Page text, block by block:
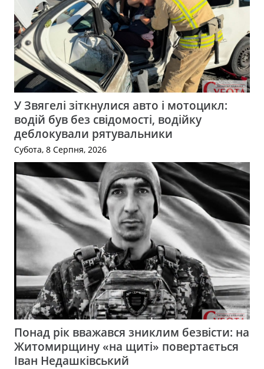
У Звягелі зіткнулися авто і мотоцикл:
водій був без свідомості, водійку
деблокували рятувальники
Субота, 8 Серпня, 2026
Понад рік вважався зниклим безвісти: на
Житомирщину «на щиті» повертається
Іван Недашківський